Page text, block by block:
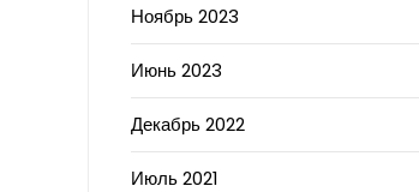
Ноябрь 2023
Июнь 2023
Декабрь 2022
Июль 2021